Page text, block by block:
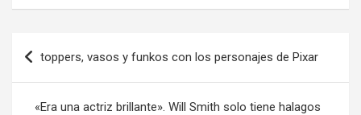
Navegación
de
entradas
toppers, vasos y funkos con los personajes de Pixar
«Era una actriz brillante». Will Smith solo tiene halagos